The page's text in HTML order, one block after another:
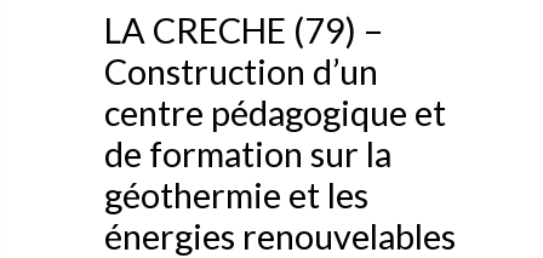
LA CRECHE (79) –
Construction d’un
centre pédagogique et
de formation sur la
géothermie et les
énergies renouvelables